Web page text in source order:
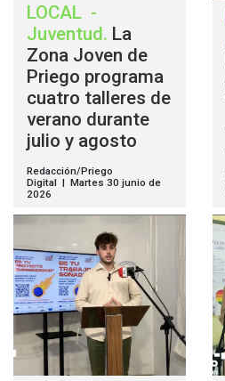
LOCAL -
Juventud. La
Zona Joven de
Priego programa
cuatro talleres de
verano durante
julio y agosto
Redacción/Priego
Digital | Martes 30 junio de
2026